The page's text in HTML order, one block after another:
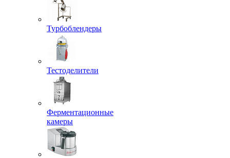
Турбоблендеры
Тестоделители
Ферментационные
камеры